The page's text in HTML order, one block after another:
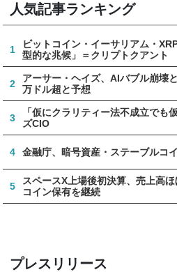
人気記事ランキング
1
ビットコイン・イーサリアム・
型的な兆候」＝クリプトクアント
2
アーサー・ヘイズ、AIバブル崩壊
万ドル超と予想
3
「仮にクラリティー法不成立でも
ズCIO
4 金融庁、暗号資産・ステーブル
5
スペースX上場後初決算、売上高
コイン保有を継続
プレスリリース